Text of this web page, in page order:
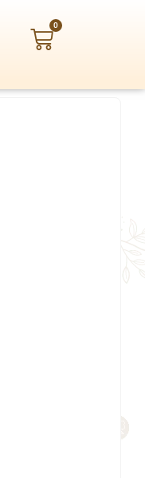
0
Carrinho